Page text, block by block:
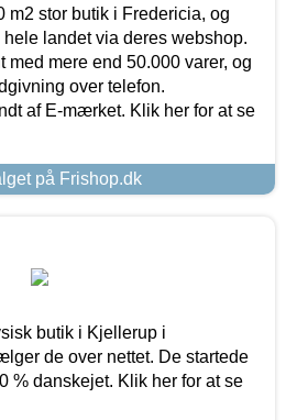
m2 stor butik i Fredericia, og
landet via deres webshop.
med mere end 50.000 varer, og
over telefon.
af E-mærket. Klik her for at se
på Frishop.dk
butik i Kjellerup i
de over nettet. De startede
% danskejet. Klik her for at se